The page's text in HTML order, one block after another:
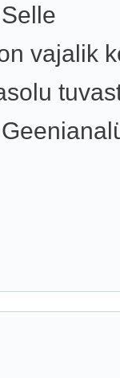
vajalik